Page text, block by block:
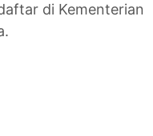
di Kementerian